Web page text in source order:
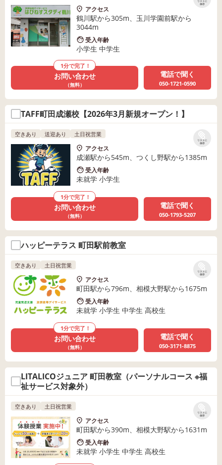
リストに
保存
アクセス
鶴川駅から305m、玉川学園前駅から
3044m
受入年齢
小学生 中学生
1分で完了！
お問い合わせ
（無料）
電話で聞く
050-1721-0590
TAFF町田成瀬校【2026年3月新規オープン！】
リストに
保存
空きあり 送迎あり 土日祝営業
アクセス
成瀬駅から545m、つくし野駅から1385m
受入年齢
未就学 小学生
1分で完了！
お問い合わせ
（無料）
電話で聞く
050-1793-5207
ハッピーテラス 町田駅前教室
リストに
保存
空きあり 土日祝営業
アクセス
町田駅から796m、相模大野駅から1675m
受入年齢
未就学 小学生 中学生 高校生
1分で完了！
お問い合わせ
（無料）
電話で聞く
050-3171-8875
LITALICOジュニア 町田教室（パーソナルコース ※福
祉サービス対象外）
リストに
保存
空きあり 土日祝営業
アクセス
町田駅から390m、相模大野駅から1631m
受入年齢
未就学 小学生 中学生 高校生